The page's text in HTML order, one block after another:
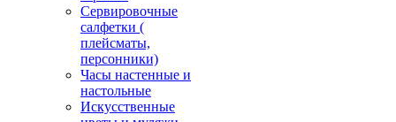
Сервировочные
салфетки (
плейсматы,
персонники)
Часы настенные и
настольные
Искусственные